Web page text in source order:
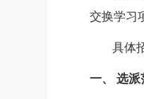
交换学习
具体
一、 选派